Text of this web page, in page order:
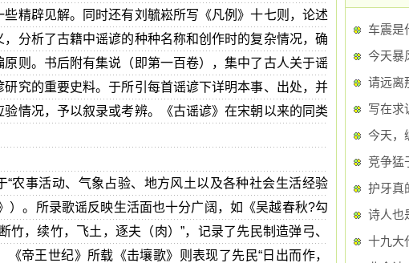
精辟见解。同时还有刘毓崧所写《凡例》十七则，论述
分析了古籍中谣谚的种种名称和创作时的复杂情况，确
则。书后附有集说（即第一百卷），集中了古人关于谣
究的重要史料。于所引每首谣谚下详明本事、出处，并
情况，予以叙录或考辨。《古谣谚》在宋朝以来的同类
“农事活动、气象占验、地方风土以及各种社会生活经验
）。所录歌谣反映生活面也十分广阔，如《吴越春秋?勾
竹，续竹，飞土，逐夫（肉）”，记录了先民制造弹弓、
帝王世纪》所载《击壤歌》则表现了先民“日出而作，
车震是
今天暴
请远离
写在求
今天，
竞争猛
护牙真
诗人也
十九大